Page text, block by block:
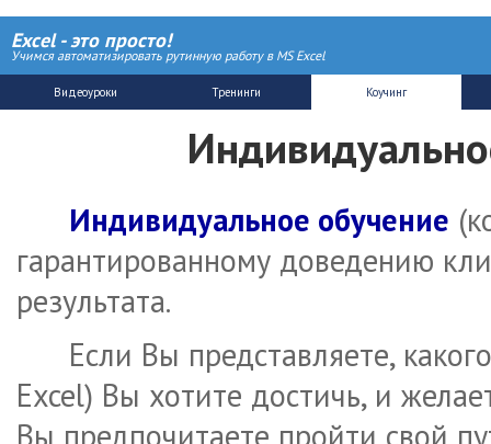
Excel - это просто!
Учимся автоматизировать рутинную работу в MS Excel
Индивидуальное обучение
гарантированному доведению
результата.
Если Вы представляете,
Excel) Вы хотите достичь, и